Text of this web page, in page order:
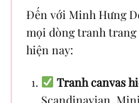
Đến với Minh Hưng
mọi dòng tranh
hiện nay:
Tranh canvas
Scandinavian,